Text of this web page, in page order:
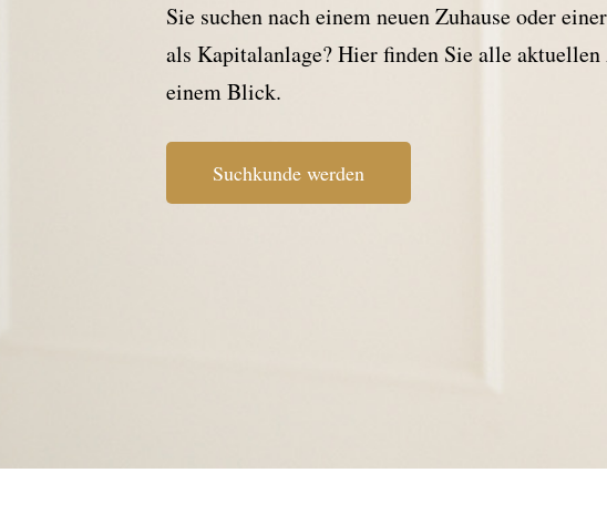
Sie suchen nach einem neuen Zuhause oder
als Kapitalanlage? Hier finden Sie alle
einem Blick.
Suchkunde werden